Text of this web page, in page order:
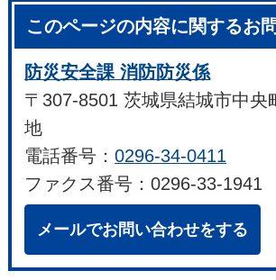
このページの内容に関するお
防災安全課 消防防災係
〒307-8501 茨城県結城市中央
地
電話番号：0296-34-0411
ファクス番号：0296-33-1941
メールでお問い合わせをする